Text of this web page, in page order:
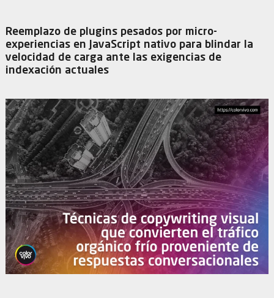
Reemplazo de plugins pesados por micro-
experiencias en JavaScript nativo para blindar la
velocidad de carga ante las exigencias de
indexación actuales